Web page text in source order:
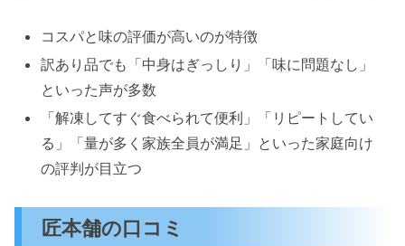
コスパと味の評価が高いのが特徴
訳あり品でも「中身はぎっしり」「味に問題なし」
といった声が多数
「解凍してすぐ食べられて便利」「リピートしてい
る」「量が多く家族全員が満足」といった家庭向け
の評判が目立つ
匠本舗の口コミ